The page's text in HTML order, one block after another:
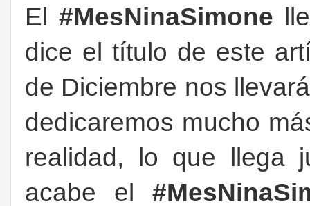
El #MesNinaSimone
dice el título de este
de Diciembre nos
dedicaremos mucho
realidad, lo que llega
acabe el